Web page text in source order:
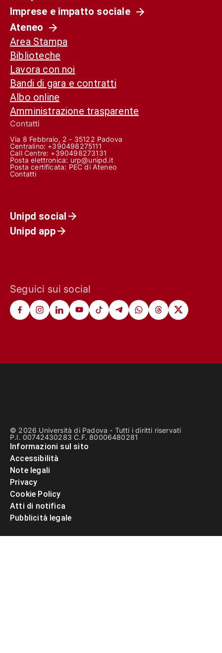
Imprese e impatto sociale
Ateneo
Area Stampa
Biblioteche
Lavora con noi
Bandi di gara e contratti
Albo online
Amministrazione trasparente
Contatti
Via 8 Febbraio, 2 - 35122 Padova
Centralino: +390498275111
Call Centre: +390498273131
Posta elettronica: urp@unipd.it
Posta certificata: PEC di Ateneo
Contatti
Unipd social
Unipd app
Seguici sui social
© 2026 Università di Padova - Tutti i diritti riservati
P.I. 00742430283 C.F. 80006480281
Informazioni sul sito
Accessibilità
Note legali
Privacy
Cookie Policy
Atti di notifica
Pubblicità legale